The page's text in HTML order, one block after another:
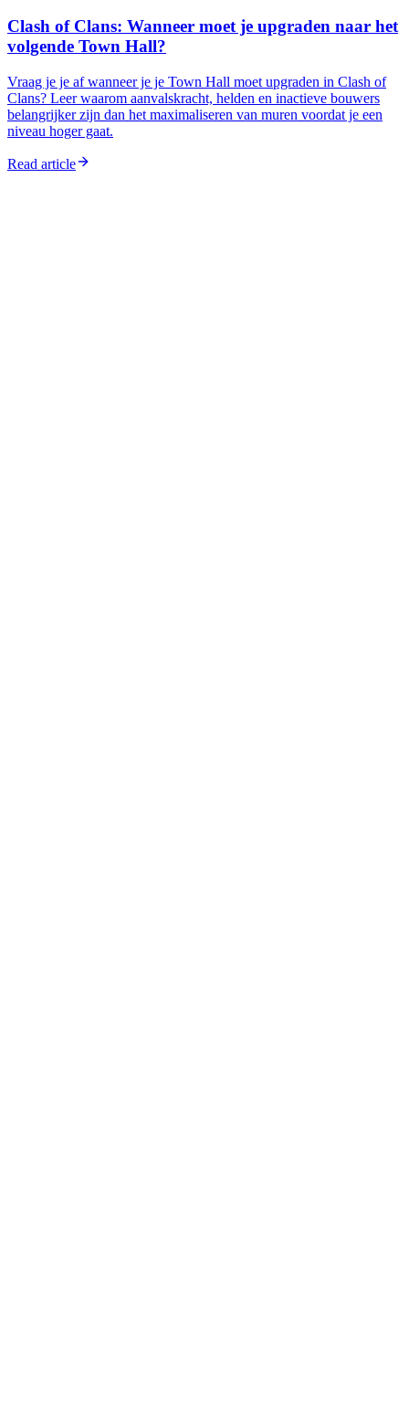
Clash of Clans: Wanneer moet je upgraden naar het
volgende Town Hall?
Vraag je je af wanneer je je Town Hall moet upgraden in Clash of
Clans? Leer waarom aanvalskracht, helden en inactieve bouwers
belangrijker zijn dan het maximaliseren van muren voordat je een
niveau hoger gaat.
Read article